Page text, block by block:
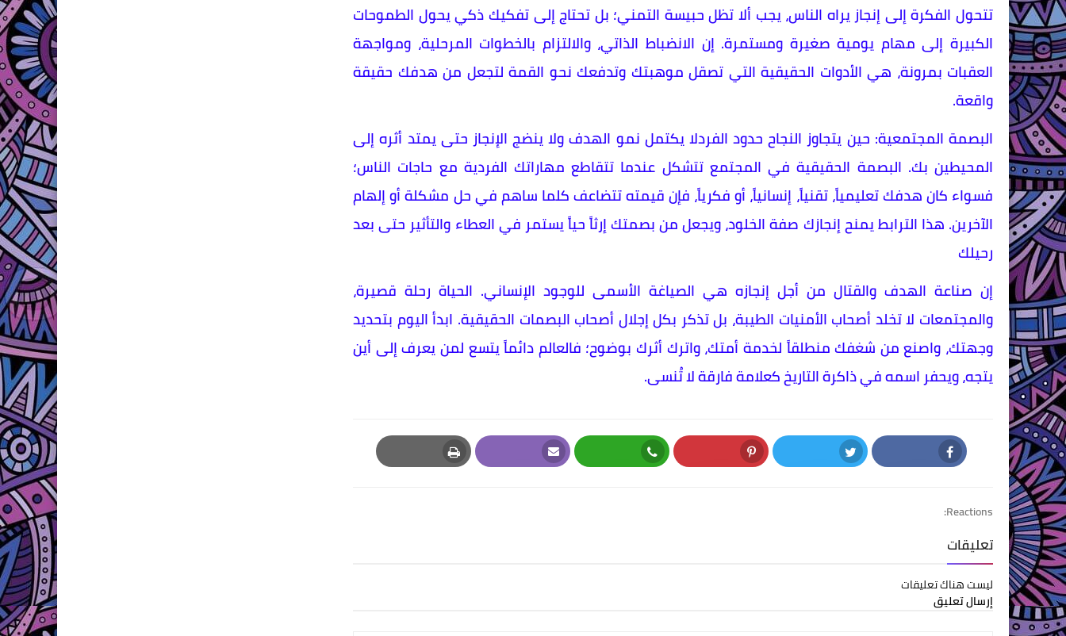
تتحول الفكرة إلى إنجاز يراه الناس، يجب ألا تظل حبيسة التمني؛ بل تحتاج إلى تفكيك ذكي يحول الطموحات
الكبيرة إلى مهام يومية صغيرة ومستمرة. إن الانضباط الذاتي، والالتزام بالخطوات المرحلية، ومواجهة
العقبات بمرونة، هي الأدوات الحقيقية التي تصقل موهبتك وتدفعك نحو القمة لتجعل من هدفك حقيقة
واقعة.
البصمة المجتمعية: حين يتجاوز النجاح حدود الفردلا يكتمل نمو الهدف ولا ينضج الإنجاز حتى يمتد أثره إلى
المحيطين بك. البصمة الحقيقية في المجتمع تتشكل عندما تتقاطع مهاراتك الفردية مع حاجات الناس؛
فسواء كان هدفك تعليمياً، تقنياً، إنسانياً، أو فكرياً، فإن قيمته تتضاعف كلما ساهم في حل مشكلة أو إلهام
الآخرين. هذا الترابط يمنح إنجازك صفة الخلود، ويجعل من بصمتك إرثاً حياً يستمر في العطاء والتأثير حتى بعد
رحيلك
إن صناعة الهدف والقتال من أجل إنجازه هي الصياغة الأسمى للوجود الإنساني. الحياة رحلة قصيرة،
والمجتمعات لا تخلد أصحاب الأمنيات الطيبة، بل تذكر بكل إجلال أصحاب البصمات الحقيقية. ابدأ اليوم بتحديد
وجهتك، واصنع من شغفك منطلقاً لخدمة أمتك، واترك أثرك بوضوح؛ فالعالم دائماً يتسع لمن يعرف إلى أين
يتجه، ويحفر اسمه في ذاكرة التاريخ كعلامة فارقة لا تُنسى.
Facebook
Twitter
Pinterest
Whatsapp
Email
Print
Reactions:
تعليقات
ليست هناك تعليقات
إرسال تعليق